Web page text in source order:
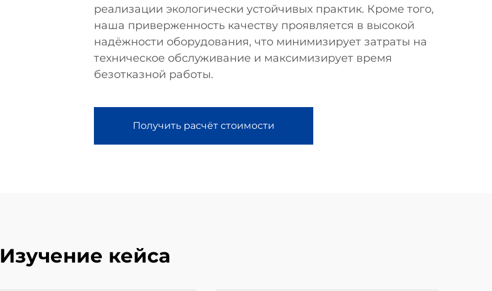
реализации экологически устойчивых практик. Кроме того,
наша приверженность качеству проявляется в высокой
надёжности оборудования, что минимизирует затраты на
техническое обслуживание и максимизирует время
безотказной работы.
Получить расчёт стоимости
Изучение кейса